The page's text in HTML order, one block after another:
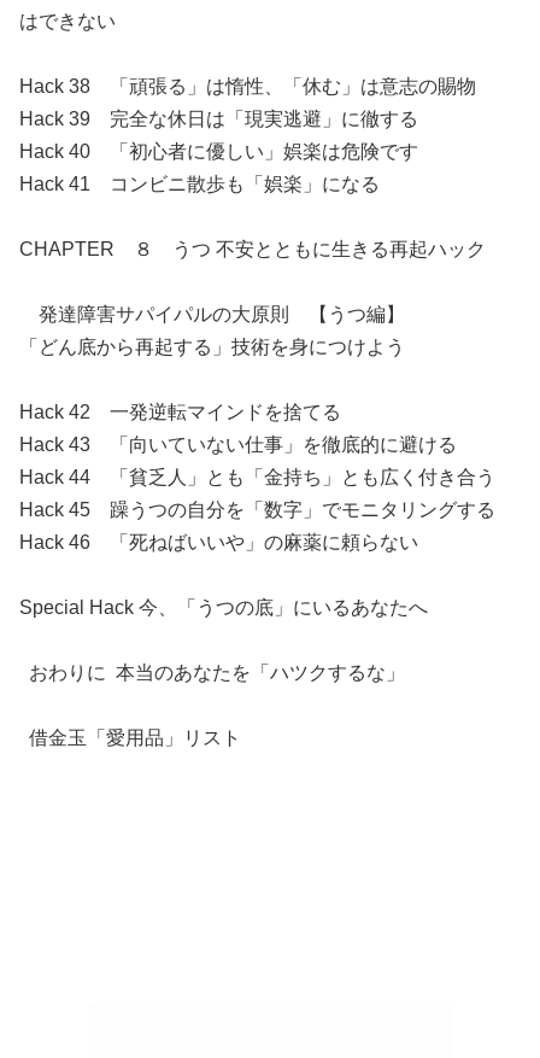
はできない
Hack 38 「頑張る」は惰性、「休む」は意志の賜物
Hack 39 完全な休日は「現実逃避」に徹する
Hack 40 「初心者に優しい」娯楽は危険です
Hack 41 コンビニ散歩も「娯楽」になる
CHAPTER ８ うつ 不安とともに生きる再起ハック
発達障害サパイパルの大原則 【うつ編】
「どん底から再起する」技術を身につけよう
Hack 42 一発逆転マインドを捨てる
Hack 43 「向いていない仕事」を徹底的に避ける
Hack 44 「貧乏人」とも「金持ち」とも広く付き合う
Hack 45 躁うつの自分を「数字」でモニタリングする
Hack 46 「死ねばいいや」の麻薬に頼らない
Special Hack 今、「うつの底」にいるあなたへ
おわりに 本当のあなたを「ハツクするな」
借金玉「愛用品」リスト